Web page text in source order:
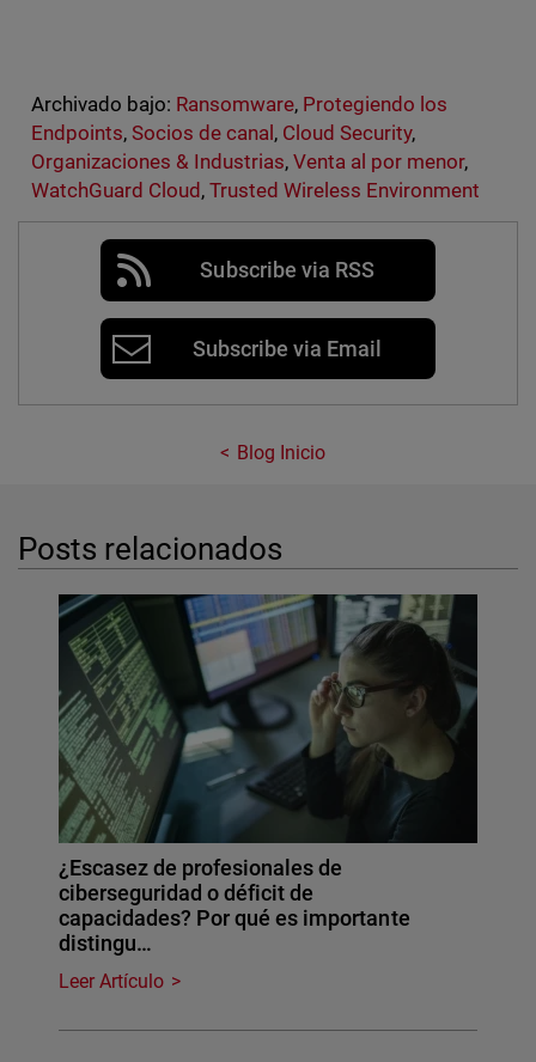
Archivado bajo: Ransomware, Protegiendo los
Endpoints, Socios de canal , Cloud Security,
Organizaciones & Industrias, Venta al por menor,
WatchGuard Cloud , Trusted Wireless Environment
Subscribe via RSS
Subscribe via Email
Blog Inicio
Posts relacionados
¿Escasez de profesionales de
ciberseguridad o déficit de
capacidades? Por qué es importante
distingu…
Leer Artículo